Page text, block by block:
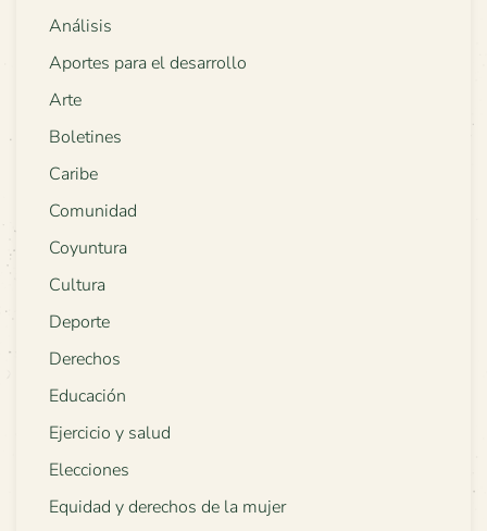
Análisis
Aportes para el desarrollo
Arte
Boletines
Caribe
Comunidad
Coyuntura
Cultura
Deporte
Derechos
Educación
Ejercicio y salud
Elecciones
Equidad y derechos de la mujer